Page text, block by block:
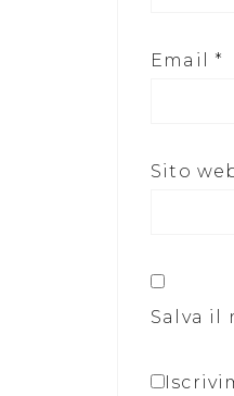
Email *
Sito
Salva il